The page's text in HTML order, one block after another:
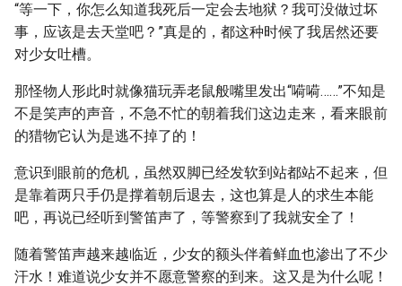
“等一下，你怎么知道我死后一定会去地狱？我可没做过坏
事，应该是去天堂吧？”真是的，都这种时候了我居然还要
对少女吐槽。
那怪物人形此时就像猫玩弄老鼠般嘴里发出“嗬嗬……”不知是
不是笑声的声音，不急不忙的朝着我们这边走来，看来眼前
的猎物它认为是逃不掉了的！
意识到眼前的危机，虽然双脚已经发软到站都站不起来，但
是靠着两只手仍是撑着朝后退去，这也算是人的求生本能
吧，再说已经听到警笛声了，等警察到了我就安全了！
随着警笛声越来越临近，少女的额头伴着鲜血也渗出了不少
汗水！难道说少女并不愿意警察的到来。这又是为什么呢！